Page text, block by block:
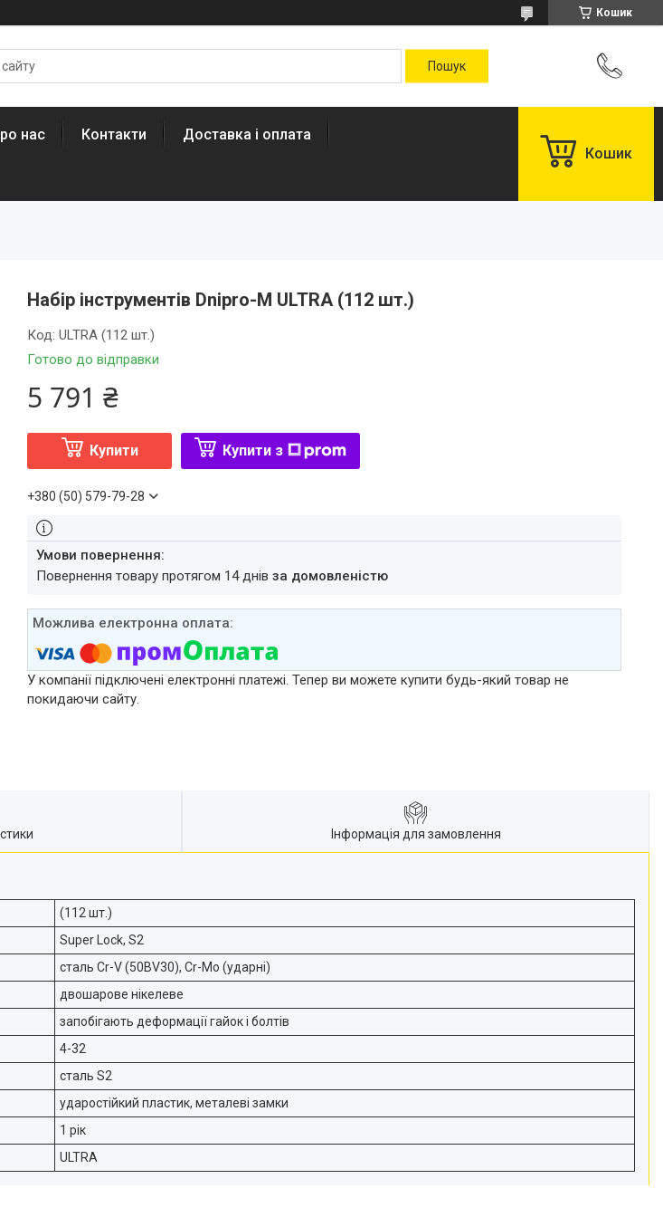
Кошик
нас Контакти Доставка і оплата
Кошик
Набір інструментів Dnipro-M ULTRA (112 шт.)
Готово до відправки
Код:ULTRA (112 шт.)
5 791 ₴
Купити Купити з
+380 (50) 579-79-28
повернення товару протягом 14 днівза домовленістю
У компанії підключені електронні платежі. Тепер ви можете купити будь-який товар не
покидаючи сайту.
Інформація для замовлення
(112 шт.)
Super Lock, S2
сталь Cr-V (50BV30), Cr-Mo (ударні)
двошарове нікелеве
запобігають деформації гайок і болтів
4-32
сталь S2
ударостійкий пластик, металеві замки
1 рік
ULTRA